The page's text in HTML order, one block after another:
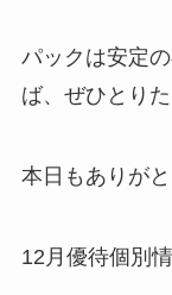
パックは安定
ば、ぜひとりた
本日もありが
12月優待個別